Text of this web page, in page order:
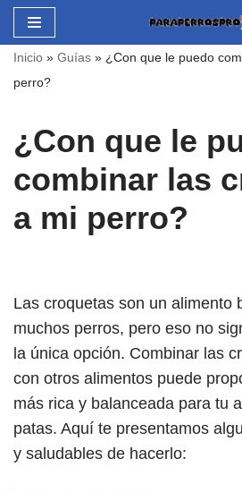
Saltar
Inicio » Guías » ¿Con que le puedo
perro?
¿Con que le
combinar las
a mi perro?
Las croquetas son un alimento
muchos perros, pero eso no
la única opción. Combinar las
con otros alimentos puede
más rica y balanceada para tu
patas. Aquí te presentamos
y saludables de hacerlo: